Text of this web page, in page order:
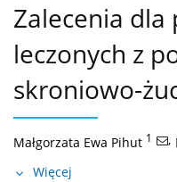
Zalecenia
leczonych z
skroniowo-
Małgorzata Ewa Pihut 1 ,
Więcej